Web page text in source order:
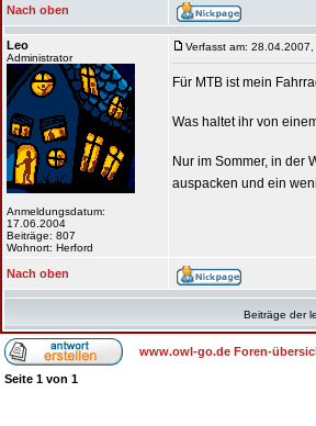
Nach oben
Leo
Administrator
Anmeldungsdatum:
17.06.2004
Beiträge: 807
Wohnort: Herford
Verfasst am:
Für MTB ist mein
Was haltet ihr von
Nur im Sommer, in der
auspacken und ein
Nach oben
Beiträge der
www.owl-go.de Foren-
Seite 1 von 1